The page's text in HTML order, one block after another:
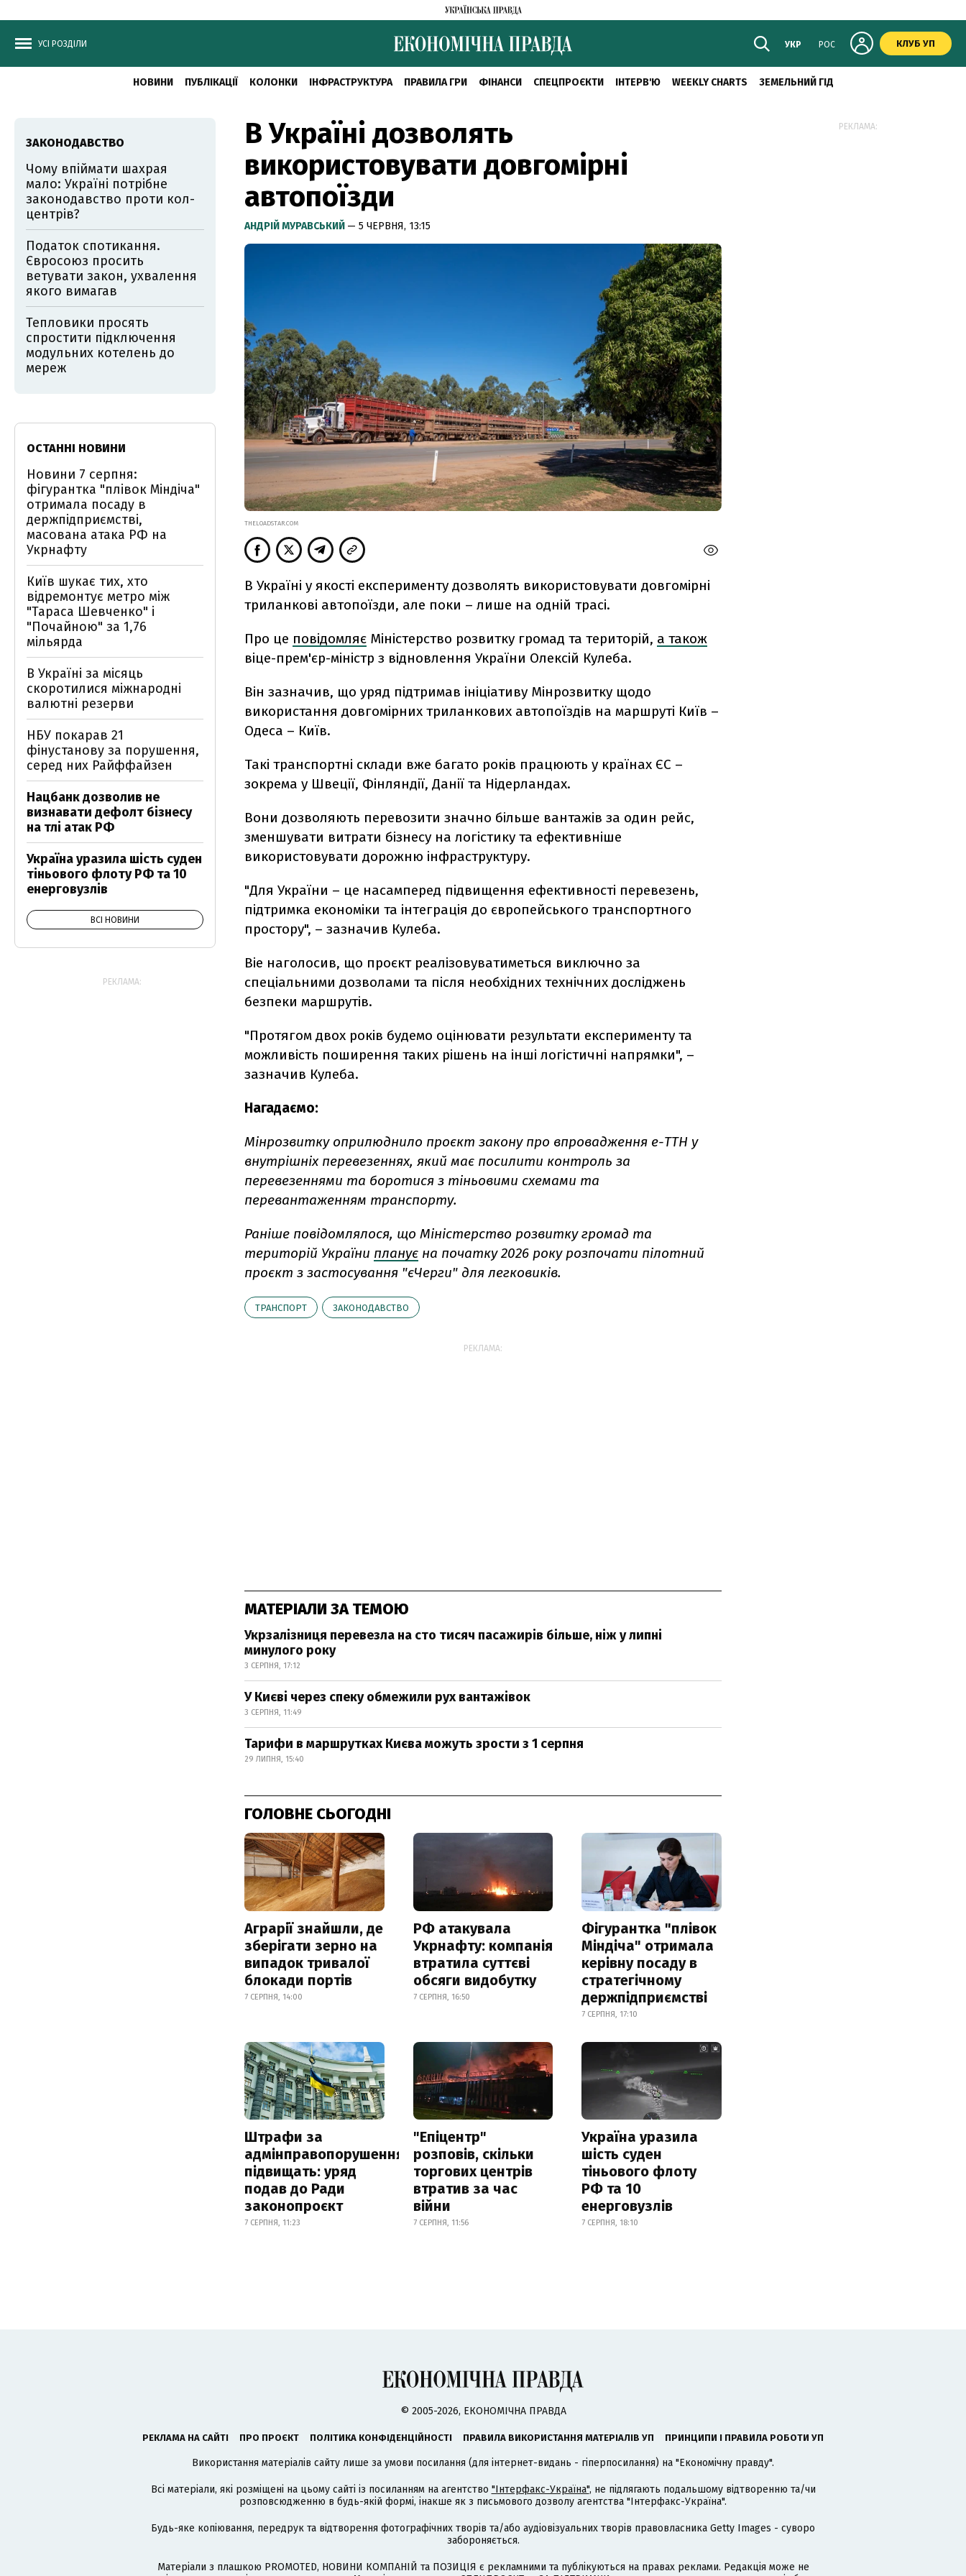
УСІ РОЗДІЛИ УКР РОС КЛУБ УП
НОВИНИ ПУБЛІКАЦІЇ КОЛОНКИ ІНФРАСТРУКТУРА ПРАВИЛА ГРИ ФІНАНСИ СПЕЦПРОЄКТИ ІНТЕРВ'Ю WEEKLY CHARTS ЗЕМЕЛЬНИЙ ГІД
В Україні дозволять
використовувати довгомірні
автопоїзди
АНДРІЙ МУРАВСЬКИЙ — 5 ЧЕРВНЯ, 13:15
THELOADSTAR.COM
В Україні у якості експерименту дозволять використовувати довгомірні
триланкові автопоїзди, але поки – лише на одній трасі.
Про це повідомляє Міністерство розвитку громад та територій, а також
віце-прем'єр-міністр з відновлення України Олексій Кулеба.
Він зазначив, що уряд підтримав ініціативу Мінрозвитку щодо
використання довгомірних триланкових автопоїздів на маршруті Київ –
Одеса – Київ.
Такі транспортні склади вже багато років працюють у країнах ЄС –
зокрема у Швеції, Фінляндії, Данії та Нідерландах.
Вони дозволяють перевозити значно більше вантажів за один рейс,
зменшувати витрати бізнесу на логістику та ефективніше
використовувати дорожню інфраструктуру.
"Для України – це насамперед підвищення ефективності перевезень,
підтримка економіки та інтеграція до європейського транспортного
простору", – зазначив Кулеба.
Віе наголосив, що проєкт реалізовуватиметься виключно за
спеціальними дозволами та після необхідних технічних досліджень
безпеки маршрутів.
"Протягом двох років будемо оцінювати результати експерименту та
можливість поширення таких рішень на інші логістичні напрямки", –
зазначив Кулеба.
Нагадаємо:
Мінрозвитку оприлюднило проєкт закону про впровадження е-ТТН у
внутрішніх перевезеннях, який має посилити контроль за
перевезеннями та боротися з тіньовими схемами та
перевантаженням транспорту.
Раніше повідомлялося, що Міністерство розвитку громад та
територій України планує на початку 2026 року розпочати пілотний
проєкт з застосування "єЧерги" для легковиків.
ТРАНСПОРТ ЗАКОНОДАВСТВО
РЕКЛАМА:
МАТЕРІАЛИ ЗА ТЕМОЮ
Укрзалізниця перевезла на сто тисяч пасажирів більше, ніж у липні
минулого року
3 СЕРПНЯ, 17:12
У Києві через спеку обмежили рух вантажівок
3 СЕРПНЯ, 11:49
Тарифи в маршрутках Києва можуть зрости з 1 серпня
29 ЛИПНЯ, 15:40
ГОЛОВНЕ СЬОГОДНІ
Аграрії знайшли, де
зберігати зерно на
випадок тривалої
блокади портів
7 СЕРПНЯ, 14:00
РФ атакувала
Укрнафту: компанія
втратила суттєві
обсяги видобутку
7 СЕРПНЯ, 16:50
Фігурантка "плівок
Міндіча" отримала
керівну посаду в
стратегічному
держпідприємстві
7 СЕРПНЯ, 17:10
Штрафи за
адмінправопорушення
підвищать: уряд
подав до Ради
законопроєкт
7 СЕРПНЯ, 11:23
"Епіцентр"
розповів, скільки
торгових центрів
втратив за час
війни
7 СЕРПНЯ, 11:56
Україна уразила
шість суден
тіньового флоту
РФ та 10
енерговузлів
7 СЕРПНЯ, 18:10
ЗАКОНОДАВСТВО
Чому впіймати шахрая
мало: Україні потрібне
законодавство проти кол-
центрів?
Податок спотикання.
Євросоюз просить
ветувати закон, ухвалення
якого вимагав
Тепловики просять
спростити підключення
модульних котелень до
мереж
ОСТАННІ НОВИНИ
Новини 7 серпня:
фігурантка "плівок Міндіча"
отримала посаду в
держпідприємстві,
масована атака РФ на
Укрнафту
Київ шукає тих, хто
відремонтує метро між
"Тараса Шевченко" і
"Почайною" за 1,76
мільярда
В Україні за місяць
скоротилися міжнародні
валютні резерви
НБУ покарав 21
фінустанову за порушення,
серед них Райффайзен
Нацбанк дозволив не
визнавати дефолт бізнесу
на тлі атак РФ
Україна уразила шість суден
тіньового флоту РФ та 10
енерговузлів
ВСІ НОВИНИ
РЕКЛАМА:
РЕКЛАМА:
© 2005-2026, ЕКОНОМІЧНА ПРАВДА
РЕКЛАМА НА САЙТІ ПРО ПРОЄКТ ПОЛІТИКА КОНФІДЕНЦІЙНОСТІ ПРАВИЛА ВИКОРИСТАННЯ МАТЕРІАЛІВ УП ПРИНЦИПИ І ПРАВИЛА РОБОТИ УП
Використання матеріалів сайту лише за умови посилання (для інтернет-видань - гіперпосилання) на "Економічну правду".
Всі матеріали, які розміщені на цьому сайті із посиланням на агентство "Інтерфакс-Україна", не підлягають подальшому відтворенню та/чи
розповсюдженню в будь-якій формі, інакше як з письмового дозволу агентства "Інтерфакс-Україна".
Будь-яке копіювання, передрук та відтворення фотографічних творів та/або аудіовізуальних творів правовласника Getty Images - суворо
забороняється.
Матеріали з плашкою PROMOTED, НОВИНИ КОМПАНІЙ та ПОЗИЦІЯ є рекламними та публікуються на правах реклами. Редакція може не